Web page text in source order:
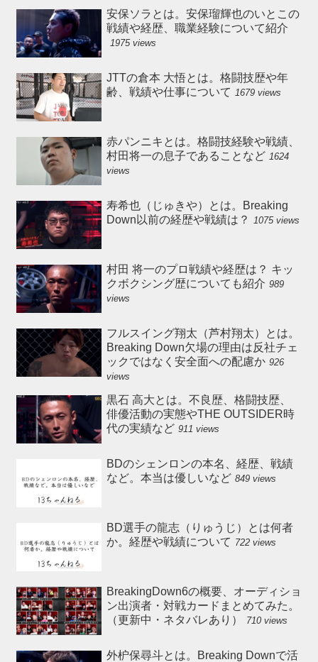
安保ソラとは。安保瑠輝也のいとこの
戦績や経歴、職業経験について紹介
1975 views
JTTの倉本 大悟とは。格闘技歴や年
齢、戦績や仕事について 1679 views
赤パンニキとは。格闘技経験や戦績、
村田将一の息子であることなど 1624
views
寿希也（じゅきや）とは。Breaking
Down以前の経歴や戦績は？
1075 views
村田 将一のプロ戦績や経歴は？ キッ
クボクシング歴についても紹介 989
views
フルスイング翔太（芦村翔太）とは。
Breaking Down欠場の理由は反社チェ
ックではなく安全面への配慮か 926
views
黒石 高大とは。不良歴、格闘技歴、
俳優活動の実態やTHE OUTSIDER時
代の実績など 911 views
BDのシェンロンの本名、経歴、戦績
など。本当は優しいなど 849 views
BD選手の龍志（りゅうじ）とは何者
か。経歴や戦績について 722 views
BreakingDown6の概要、オーディショ
ン出演者・対戦カードまとめてみた。
（更新中・ネタバレあり）
710 views
外枦保尋斗とは。Breaking Downで活